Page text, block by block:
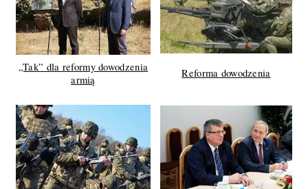
„Tak” dla reformy dowodzenia
armią
Reforma dowodzenia